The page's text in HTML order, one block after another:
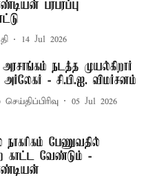
பரபரப்பு
14 Jul 2026
நடத்த முயல்கிறார்
- சி.பி.ஐ. விமர்சனம்
05 Jul 2026
நாகரிகம் பேணுவதில்
காட்ட வேண்டும் -